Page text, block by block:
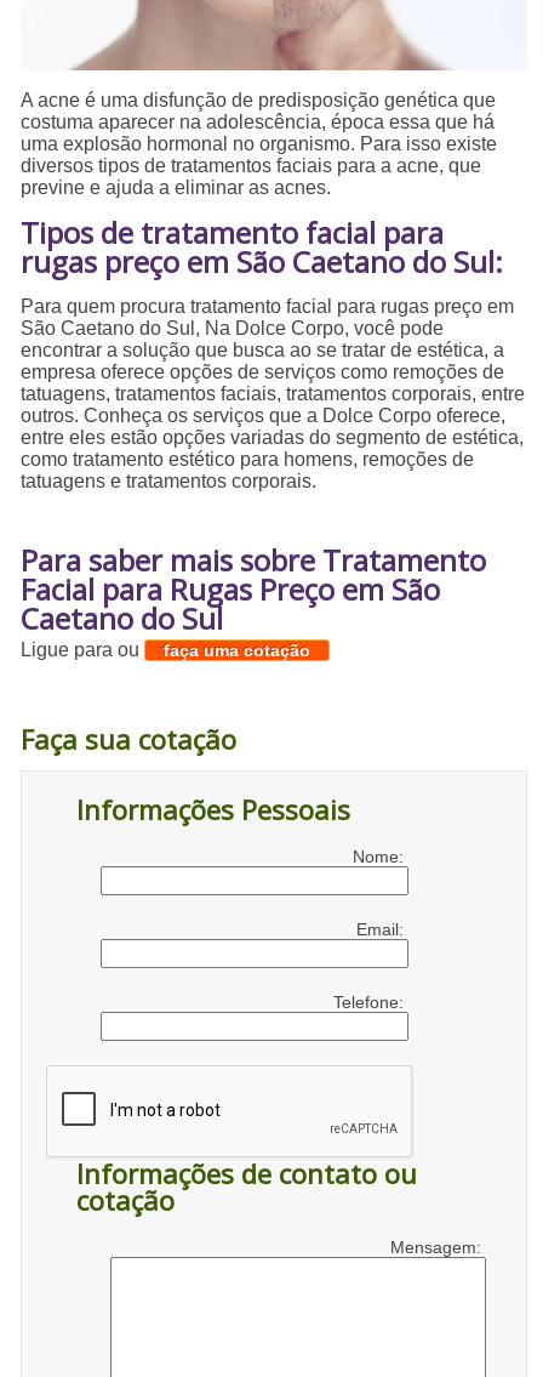
A acne é uma disfunção de predisposição genética que
costuma aparecer na adolescência, época essa que há
uma explosão hormonal no organismo. Para isso existe
diversos tipos de tratamentos faciais para a acne, que
previne e ajuda a eliminar as acnes.
Tipos de tratamento facial para
rugas preço em São Caetano do Sul:
Para quem procura tratamento facial para rugas preço em
São Caetano do Sul, Na Dolce Corpo, você pode
encontrar a solução que busca ao se tratar de estética, a
empresa oferece opções de serviços como remoções de
tatuagens, tratamentos faciais, tratamentos corporais, entre
outros. Conheça os serviços que a Dolce Corpo oferece,
entre eles estão opções variadas do segmento de estética,
como tratamento estético para homens, remoções de
tatuagens e tratamentos corporais.
Para saber mais sobre Tratamento
Facial para Rugas Preço em São
Caetano do Sul
Ligue paraou faça uma cotação
Faça sua cotação
Informações Pessoais
Nome:
Email:
Telefone:
Informações de contato ou
cotação
Mensagem: